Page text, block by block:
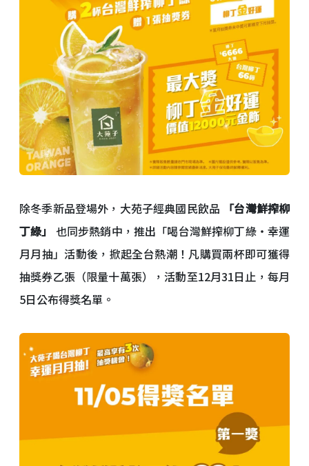
除冬季新品登場外，大苑子經典國民飲品
「台灣鮮搾柳
丁綠」 也同步熱銷中，推出「喝台灣鮮搾柳丁綠・幸運
月月抽」活動後，掀起全台熱潮！凡購買兩杯即可獲得
抽獎券乙張（限量十萬張），活動至12月31日止，每月
5日公布得獎名單。